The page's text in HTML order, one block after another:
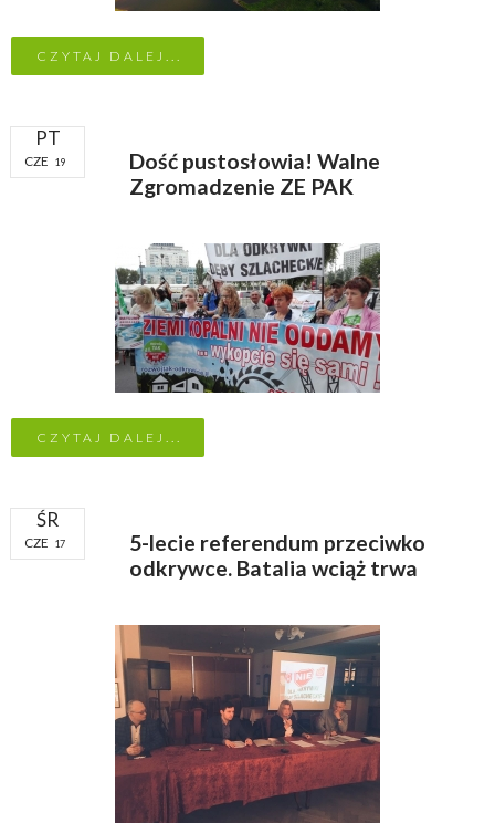
CZYTAJ DALEJ...
PT
CZE 19
Dość pustosłowia! Walne
Zgromadzenie ZE PAK
CZYTAJ DALEJ...
ŚR
CZE 17
5-lecie referendum przeciwko
odkrywce. Batalia wciąż trwa